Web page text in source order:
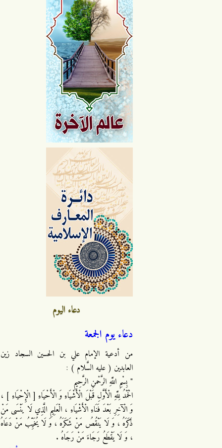
دعاء اليوم
دعاء يوم الجمعة
من أدعية الإمام علي بن الحسين السجاد زين
العابدين ( عليه السَّلام ) :
" بِسْمِ اللَّهِ الرَّحْمنِ الرَّحِيمِ
الْحَمْدُ لِلَّهِ الْأَوَّلِ قَبْلَ الْأَشْيَاءِ وَ الْأَحْيَاءِ [ الْإِحْيَاءِ ] ،
وَ الْآخِرِ بَعْدَ فَنَاءِ الْأَشْيَاءِ ، الْعَلِيمِ الَّذِي لَا يَنْسَى مَنْ
ذَكَرَهُ ، وَ لَا يَنْقُصُ مَنْ شَكَرَهُ ، وَ لَا يُخَيِّبُ مَنْ دَعَاهُ
، وَ لَا يَقْطَعُ رَجَاءَ مَنْ رَجَاهُ .